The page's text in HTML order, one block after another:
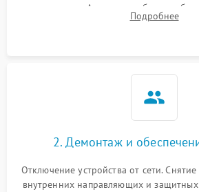
колодке. Анализ жалоб на
конвекцией, панелью управления или
Подробнее
2. Демонтаж и
Отключение устройства от сети.
внутренних направляющих и